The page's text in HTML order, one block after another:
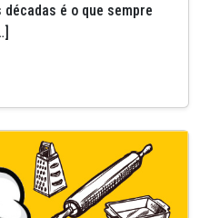
é o que sempre